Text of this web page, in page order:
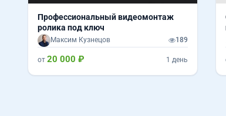
Профессиональный видеомонтаж
ролика под ключ
Максим Кузнецов 189
от 20 000 ₽ 1 день